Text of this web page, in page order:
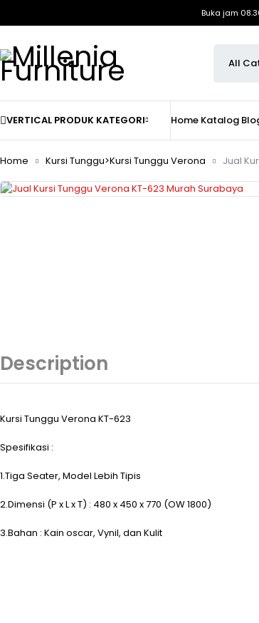
Buka jam
VERTICAL PRODUK KATEGORI Home Katalog
Home Kursi Tunggu>Kursi Tunggu Verona Jual
Description
Kursi Tunggu Verona KT-623
Spesifikasi :
1.Tiga Seater, Model Lebih Tipis
2.Dimensi (P x L x T) : 480 x 450 x 770 (OW 1800)
3.Bahan : Kain oscar, Vynil, dan Kulit